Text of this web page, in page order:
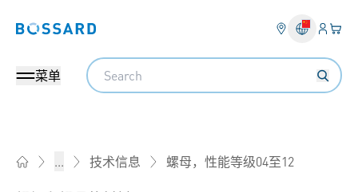
Bossard homepage 登入
您
菜单
Search
... 技术信息 螺母，性能等级04至12